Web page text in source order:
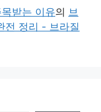
받는 이유의 브
전 정리 - 브라질